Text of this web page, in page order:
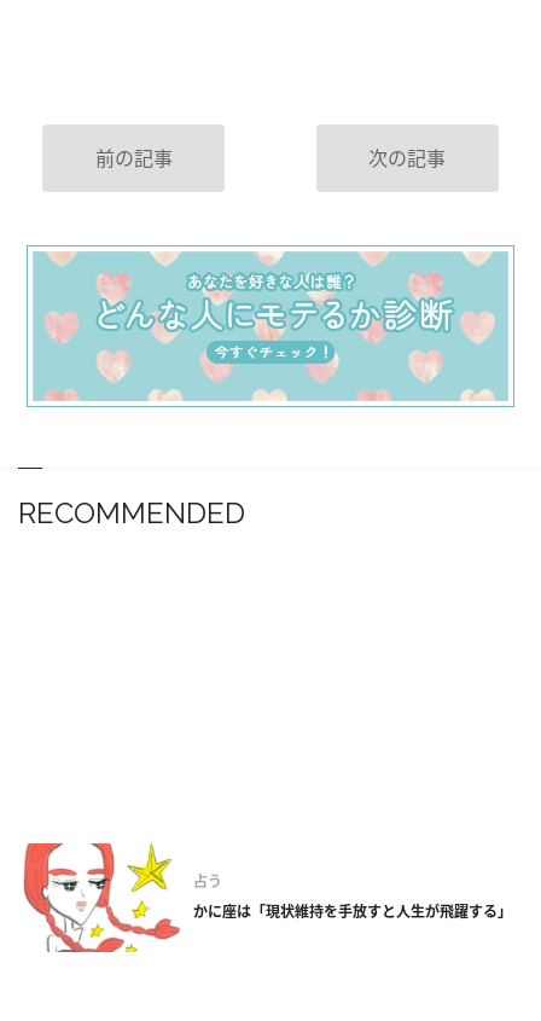
前の記事 次の記事
RECOMMENDED
占う
かに座は「現状維持を手放すと人生が飛躍する」